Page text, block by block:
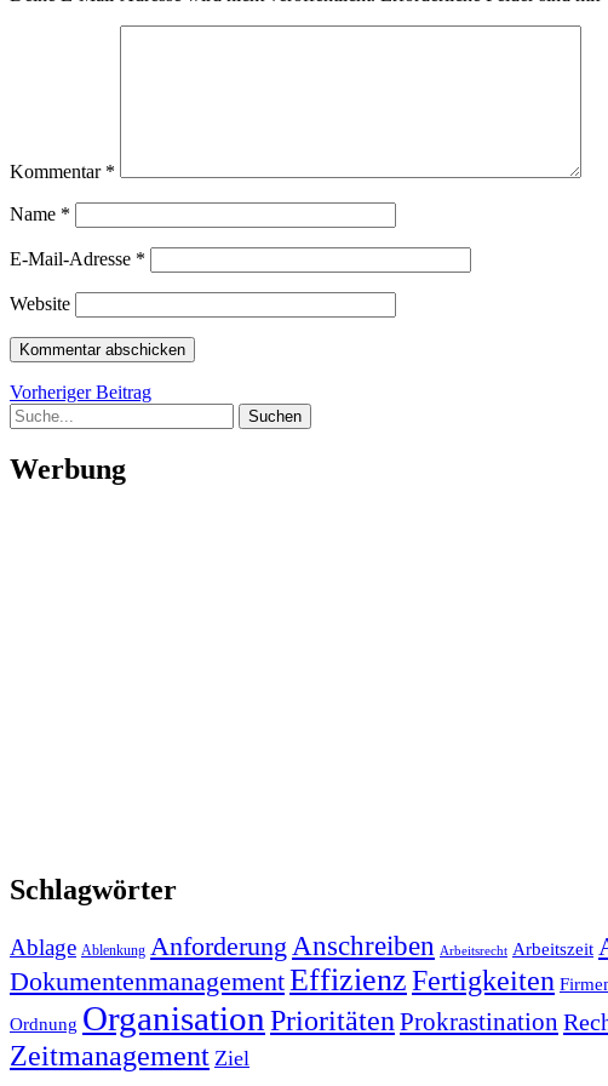
Kommentar *
Name *
E-Mail-Adresse *
Website
Beitragsnavigation
Vorheriger BeitragVorheriger
Suche
Werbung
Schlagwörter
Ablage Ablenkung Anforderung Anschreiben Arbeitsrecht Arbeitszeit
DokumentenmanagementEffizienzFertigkeiten
Ordnung Organisation Prioritäten Prokrastination
Zeitmanagement Ziel